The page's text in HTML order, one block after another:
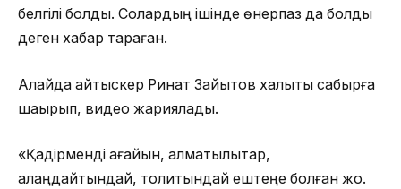
белгілі болды. Солардың ішінде өнерпаз да болды
деген хабар тараған.
Алайда айтыскер Ринат Зайытов халықты сабырға
шақырып, видео жариялады.
«Қадірменді ағайын, алматылықтар,
алаңдайтындай, толқитындай ештеңе болған жоқ.